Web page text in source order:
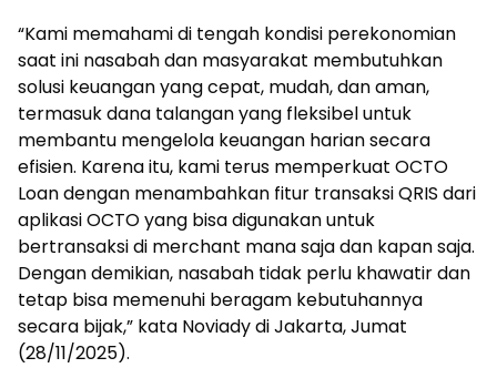
“Kami memahami di tengah kondisi perekonomian
saat ini nasabah dan masyarakat membutuhkan
solusi keuangan yang cepat, mudah, dan aman,
termasuk dana talangan yang fleksibel untuk
membantu mengelola keuangan harian secara
efisien. Karena itu, kami terus memperkuat OCTO
Loan dengan menambahkan fitur transaksi QRIS dari
aplikasi OCTO yang bisa digunakan untuk
bertransaksi di merchant mana saja dan kapan saja.
Dengan demikian, nasabah tidak perlu khawatir dan
tetap bisa memenuhi beragam kebutuhannya
secara bijak,” kata Noviady di Jakarta, Jumat
(28/11/2025).